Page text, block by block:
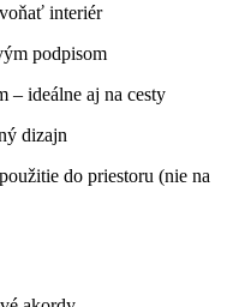
interiér
podpisom
– ideálne aj na cesty
dizajn
do priestoru (nie na